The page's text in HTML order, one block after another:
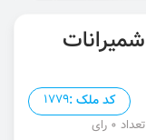
شمیرانات
کد ملک :1779